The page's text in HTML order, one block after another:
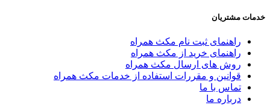
مشتریان
راهنمای ثبت نام مکث همراه
راهنمای خرید از مکث همراه
روش های ارسال مکث همراه
قوانین و مقررات استفاده از خدمات مکث همراه
تماس با ما
درباره ما